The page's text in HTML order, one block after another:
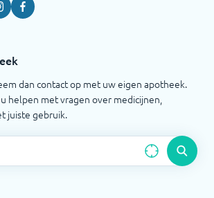
Facebook
dan contact op met uw eigen apotheek.
helpen met vragen over medicijnen,
juiste gebruik.